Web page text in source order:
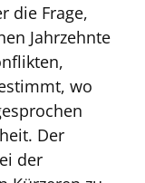
die Frage,
Jahrzehnte
wo
Der
der